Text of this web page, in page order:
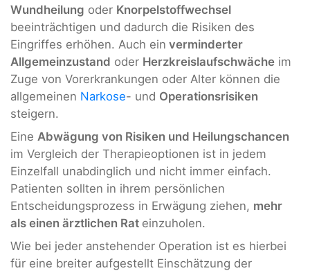
Wundheilung oder Knorpelstoffwechsel
beeinträchtigen und dadurch die Risiken des
Eingriffes erhöhen. Auch ein verminderter
Allgemeinzustand oder Herzkreislaufschwäche im
Zuge von Vorerkrankungen oder Alter können die
allgemeinen Narkose- und Operationsrisiken
steigern.
Eine Abwägung von Risiken und Heilungschancen
im Vergleich der Therapieoptionen ist in jedem
Einzelfall unabdinglich und nicht immer einfach.
Patienten sollten in ihrem persönlichen
Entscheidungsprozess in Erwägung ziehen, mehr
als einen ärztlichen Rat einzuholen.
Wie bei jeder anstehender Operation ist es hierbei
für eine breiter aufgestellt Einschätzung der